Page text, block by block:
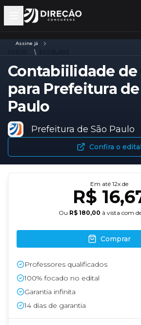
Open main menu
Assine já
Contabiilidade de
para Prefeitura de
Paulo
Prefeitura de São Paulo
Confira o edital
Em até 12x de
R$
Ou R$ 180,00 à vista com
Comprar
Professores qualificados
100% focado no edital
Garantia infinita
14 dias de garantia